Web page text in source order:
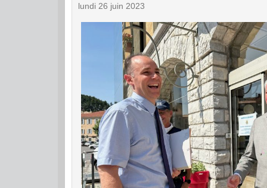
lundi 26 juin 2023